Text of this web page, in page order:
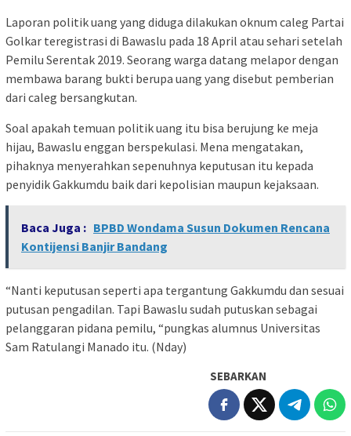
Laporan politik uang yang diduga dilakukan oknum caleg Partai
Golkar teregistrasi di Bawaslu pada 18 April atau sehari setelah
Pemilu Serentak 2019. Seorang warga datang melapor dengan
membawa barang bukti berupa uang yang disebut pemberian
dari caleg bersangkutan.
Soal apakah temuan politik uang itu bisa berujung ke meja
hijau, Bawaslu enggan berspekulasi. Mena mengatakan,
pihaknya menyerahkan sepenuhnya keputusan itu kepada
penyidik Gakkumdu baik dari kepolisian maupun kejaksaan.
Baca Juga : BPBD Wondama Susun Dokumen Rencana
Kontijensi Banjir Bandang
“Nanti keputusan seperti apa tergantung Gakkumdu dan sesuai
putusan pengadilan. Tapi Bawaslu sudah putuskan sebagai
pelanggaran pidana pemilu, “pungkas alumnus Universitas
Sam Ratulangi Manado itu. (Nday)
SEBARKAN